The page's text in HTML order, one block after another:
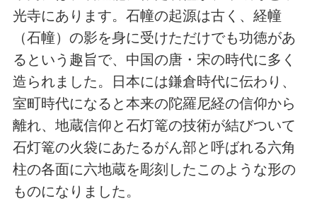
光寺にあります。石幢の起源は古く、経幢
（石幢）の影を身に受けただけでも功徳があ
るという趣旨で、中国の唐・宋の時代に多く
造られました。日本には鎌倉時代に伝わり、
室町時代になると本来の陀羅尼経の信仰から
離れ、地蔵信仰と石灯篭の技術が結びついて
石灯篭の火袋にあたるがん部と呼ばれる六角
柱の各面に六地蔵を彫刻したこのような形の
ものになりました。